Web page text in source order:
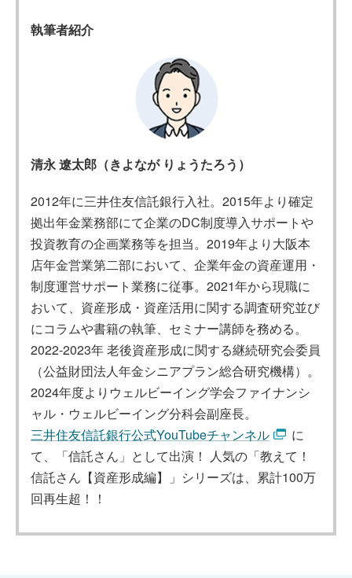
執筆者紹介
清永 遼太郎（きよなが りょうたろう）
2012年に三井住友信託銀行入社。2015年より確定
拠出年金業務部にて企業のDC制度導入サポートや
投資教育の企画業務等を担当。2019年より大阪本
店年金営業第二部において、企業年金の資産運用・
制度運営サポート業務に従事。2021年から現職に
おいて、資産形成・資産活用に関する調査研究並び
にコラムや書籍の執筆、セミナー講師を務める。
2022-2023年 老後資産形成に関する継続研究会委員
（公益財団法人年金シニアプラン総合研究機構）。
2024年度よりウェルビーイング学会ファイナンシ
ャル・ウェルビーイング分科会副座長。
三井住友信託銀行公式YouTubeチャンネル
に
て、「信託さん」として出演！ 人気の「教えて！
信託さん【資産形成編】」シリーズは、累計100万
回再生超！！